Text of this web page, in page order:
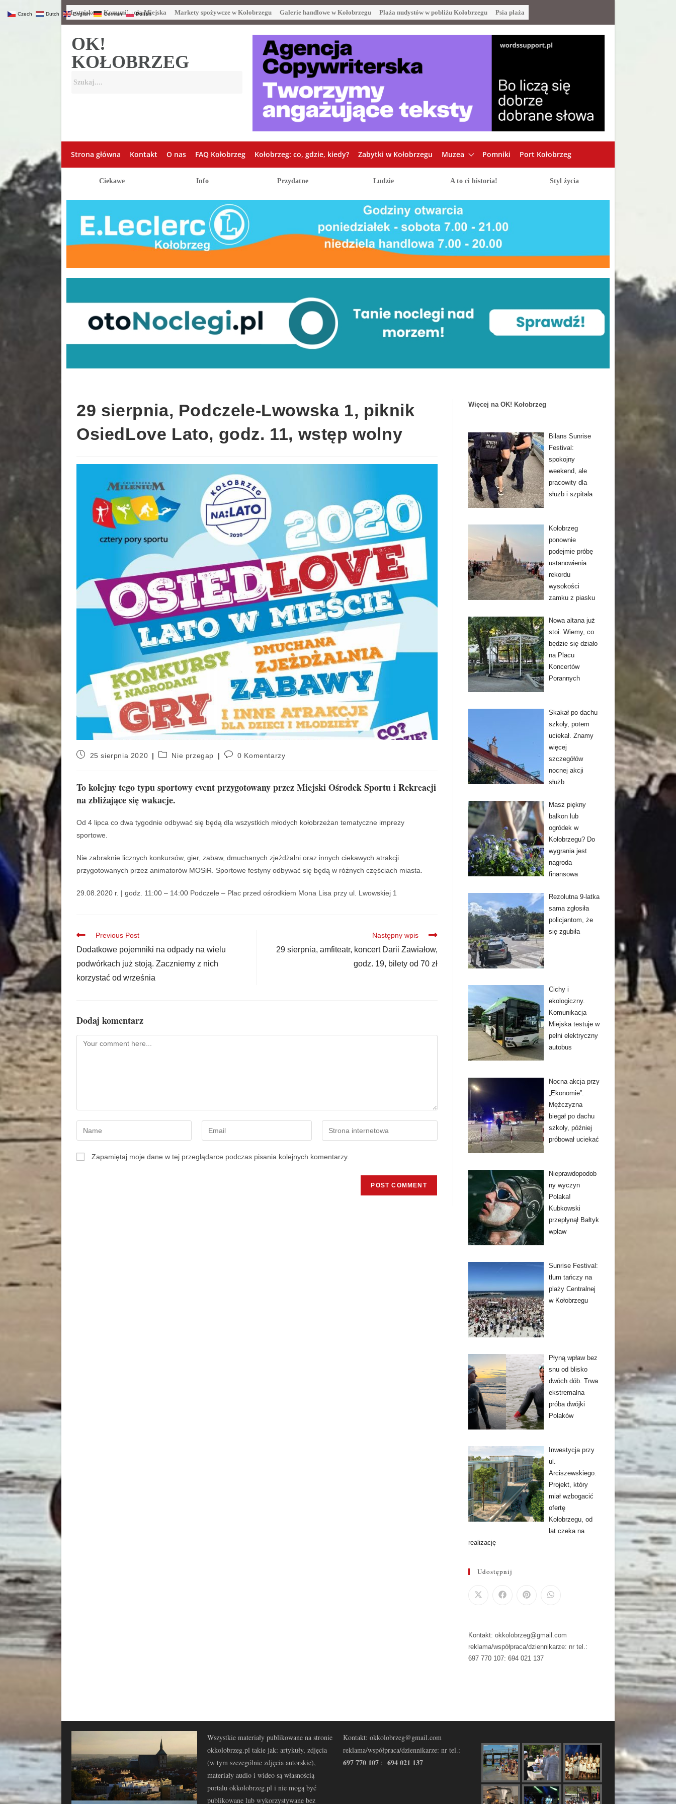
Lotnisko Komunikacja Miejska Markety spożywcze w Kołobrzegu Galerie handlowe w Kołobrzegu Plaża nudystów w pobliżu Kołobrzegu Psia plaża
OK!
KOŁOBRZEG
Strona główna Kontakt O nas FAQ Kołobrzeg Kołobrzeg: co, gdzie, kiedy? Zabytki w Kołobrzegu Muzea Pomniki Port Kołobrzeg
Ciekawe Info Przydatne Ludzie A to ci historia! Styl życia
29 sierpnia, Podczele-Lwowska 1, piknik
OsiedLove Lato, godz. 11, wstęp wolny
25 sierpnia 2020 Nie przegap 0 Komentarzy
To kolejny tego typu sportowy event przygotowany przez Miejski Ośrodek Sportu i Rekreacji
na zbliżające się wakacje.
Od 4 lipca co dwa tygodnie odbywać się będą dla wszystkich młodych kołobrzeżan tematyczne imprezy
sportowe.
Nie zabraknie licznych konkursów, gier, zabaw, dmuchanych zjeżdżalni oraz innych ciekawych atrakcji
przygotowanych przez animatorów MOSiR. Sportowe festyny odbywać się będą w różnych częściach miasta.
29.08.2020 r. | godz. 11:00 – 14:00 Podczele – Plac przed ośrodkiem Mona Lisa przy ul. Lwowskiej 1
Previous Post
Dodatkowe pojemniki na odpady na wielu
podwórkach już stoją. Zaczniemy z nich
korzystać od września
Następny wpis
29 sierpnia, amfiteatr, koncert Darii Zawiałow,
godz. 19, bilety od 70 zł
Dodaj komentarz
Zapamiętaj moje dane w tej przeglądarce podczas pisania kolejnych komentarzy.
Więcej na OK! Kołobrzeg
Bilans Sunrise
Festival:
spokojny
weekend, ale
pracowity dla
służb i szpitala
Kołobrzeg
ponownie
podejmie próbę
ustanowienia
rekordu
wysokości
zamku z piasku
Nowa altana już
stoi. Wiemy, co
będzie się działo
na Placu
Koncertów
Porannych
Skakał po dachu
szkoły, potem
uciekał. Znamy
więcej
szczegółów
nocnej akcji
służb
Masz piękny
balkon lub
ogródek w
Kołobrzegu? Do
wygrania jest
nagroda
finansowa
Rezolutna 9-latka
sama zgłosiła
policjantom, że
się zgubiła
Cichy i
ekologiczny.
Komunikacja
Miejska testuje w
pełni elektryczny
autobus
Nocna akcja przy
„Ekonomie”.
Mężczyzna
biegał po dachu
szkoły, później
próbował uciekać
Nieprawdopodob
ny wyczyn
Polaka!
Kubkowski
przepłynął Bałtyk
wpław
Sunrise Festival:
tłum tańczy na
plaży Centralnej
w Kołobrzegu
Płyną wpław bez
snu od blisko
dwóch dób. Trwa
ekstremalna
próba dwójki
Polaków
Inwestycja przy
ul.
Arciszewskiego.
Projekt, który
miał wzbogacić
ofertę
Kołobrzegu, od
lat czeka na
realizację
Udostępnij
Kontakt: okkolobrzeg@gmail.com
reklama/współpraca/dziennikarze: nr tel.:
697 770 107: 694 021 137
Wszystkie materiały publikowane na stronie
okkolobrzeg.pl takie jak: artykuły, zdjęcia
(w tym szczególnie zdjęcia autorskie),
materiały audio i wideo są własnością
portalu okkolobrzeg.pl i nie mogą być
publikowane lub wykorzystywane bez
Kontakt: okkolobrzeg@gmail.com
reklama/współpraca/dziennikarze: nr tel.:
697 770 107 : 694 021 137
Czech Dutch English German Polish